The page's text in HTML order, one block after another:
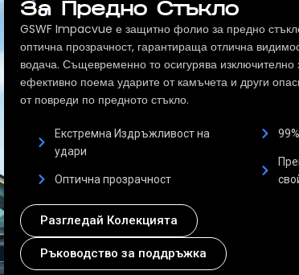
За Предно Стъкло
GSWF Impacvue е защитно фолио за предно
оптична прозрачност, гарантираща отлична
водача. Същевременно то осигурява
ефективно поема ударите от камъчета и други
от повреди по предното стъкло.
Екстремна Издръжливост на
удари
Оптична прозрачност
Разгледай Колекцията
Ръководство за поддръжка